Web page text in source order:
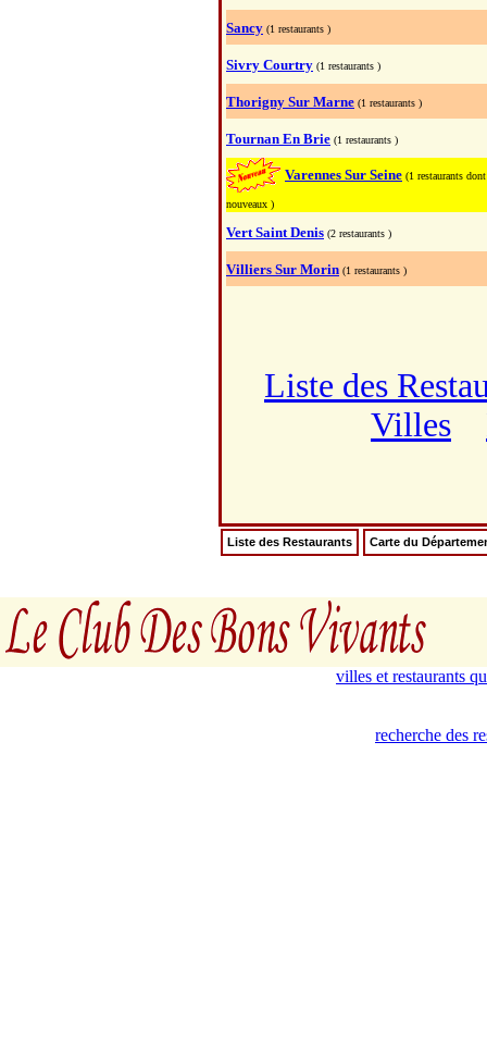
Sancy (1 restaurants )
Sivry Courtry (1 restaurants )
Thorigny Sur Marne (1 restaurants )
Tournan En Brie (1 restaurants )
Varennes Sur Seine (1 restaurants
nouveaux )
Vert Saint Denis (2 restaurants )
Villiers Sur Morin (1 restaurants )
Liste des
Villes
Liste des Restaurants Carte du
villes et restaurants
recherche des